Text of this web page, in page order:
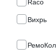
Raco
Вихрь